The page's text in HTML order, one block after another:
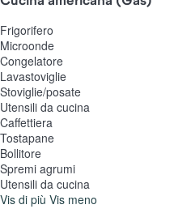
Frigorifero
Microonde
Congelatore
Lavastoviglie
Stoviglie/posate
Utensili da cucina
Caffettiera
Tostapane
Bollitore
Spremi agrumi
Utensili da cucina
Vis di più Vis meno